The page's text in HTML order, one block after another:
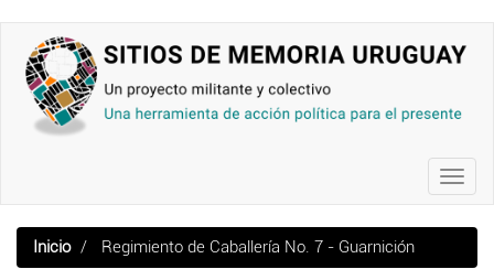
contenido
principal
Inicio Regimiento de Caballería No. 7 - Guarnición